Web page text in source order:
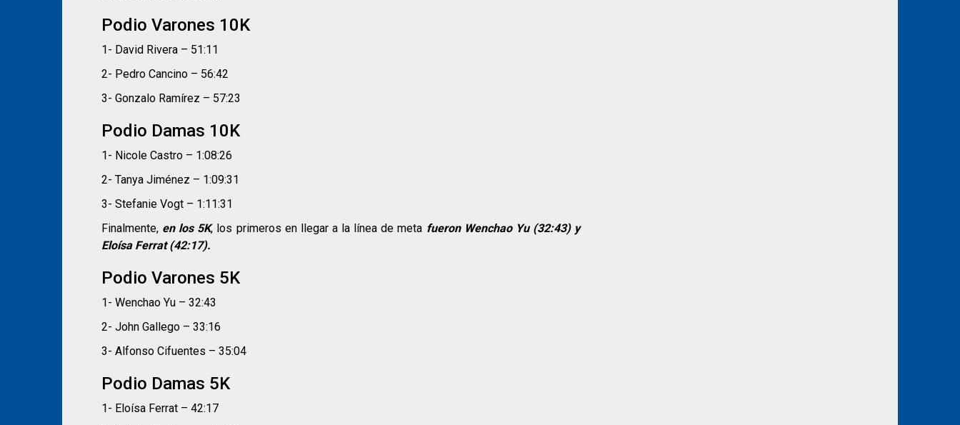
Podio Varones 10K
1- David Rivera – 51:11
2- Pedro Cancino – 56:42
3- Gonzalo Ramírez – 57:23
Podio Damas 10K
1- Nicole Castro – 1:08:26
2- Tanya Jiménez – 1:09:31
3- Stefanie Vogt – 1:11:31
Finalmente, en los 5K, los primeros en llegar a la línea de meta fueron Wenchao Yu (32:43) y
Eloísa Ferrat (42:17).
Podio Varones 5K
1- Wenchao Yu – 32:43
2- John Gallego – 33:16
3- Alfonso Cifuentes – 35:04
Podio Damas 5K
1- Eloísa Ferrat – 42:17